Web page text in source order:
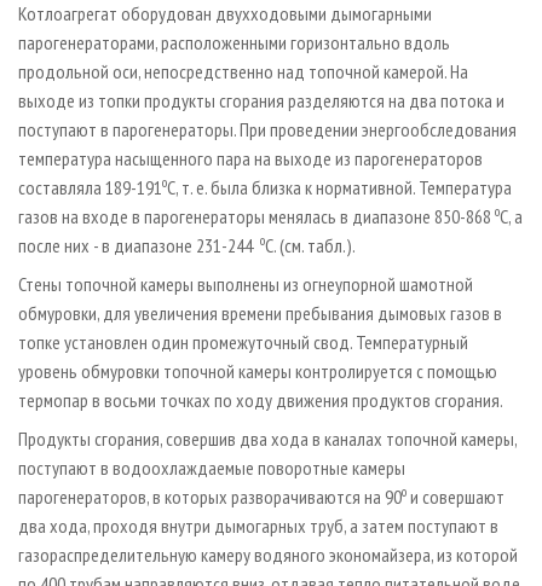
Котлоагрегат оборудован двухходовыми дымогарными
парогенераторами, расположенными горизонтально вдоль
продольной оси, непосредственно над топочной камерой. На
выходе из топки продукты сгорания разделяются на два потока и
поступают в парогенераторы. При проведении энергообследования
температура насыщенного пара на выходе из парогенераторов
составляла 189-191оС, т. е. была близка к нормативной. Температура
газов на входе в парогенераторы менялась в диапазоне 850-868 оС, а
после них - в диапазоне 231-244 оС. (см. табл.).
Стены топочной камеры выполнены из огнеупорной шамотной
обмуровки, для увеличения времени пребывания дымовых газов в
топке установлен один промежуточный свод. Температурный
уровень обмуровки топочной камеры контролируется с помощью
термопар в восьми точках по ходу движения продуктов сгорания.
Продукты сгорания, совершив два хода в каналах топочной камеры,
поступают в водоохлаждаемые поворотные камеры
парогенераторов, в которых разворачиваются на 90о и совершают
два хода, проходя внутри дымогарных труб, а затем поступают в
газораспределительную камеру водяного экономайзера, из которой